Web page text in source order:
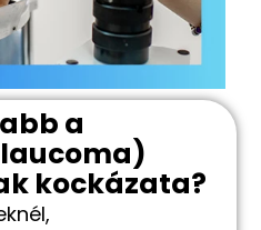
a
kockázata?